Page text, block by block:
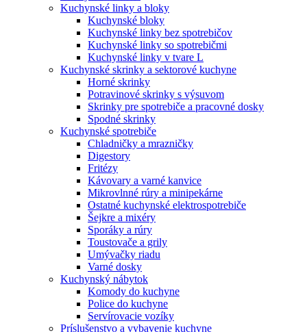
Kuchynské linky a bloky
Kuchynské bloky
Kuchynské linky bez spotrebičov
Kuchynské linky so spotrebičmi
Kuchynské linky v tvare L
Kuchynské skrinky a sektorové kuchyne
Horné skrinky
Potravinové skrinky s výsuvom
Skrinky pre spotrebiče a pracovné dosky
Spodné skrinky
Kuchynské spotrebiče
Chladničky a mrazničky
Digestory
Fritézy
Kávovary a varné kanvice
Mikrovlnné rúry a minipekárne
Ostatné kuchynské elektrospotrebiče
Šejkre a mixéry
Sporáky a rúry
Toustovače a grily
Umývačky riadu
Varné dosky
Kuchynský nábytok
Komody do kuchyne
Police do kuchyne
Servírovacie vozíky
Príslušenstvo a vybavenie kuchyne